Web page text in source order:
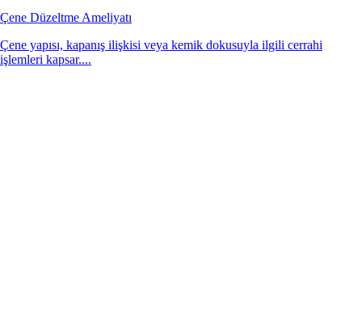
Çene Düzeltme Ameliyatı
Çene yapısı, kapanış ilişkisi veya kemik dokusuyla ilgili cerrahi
işlemleri kapsar....